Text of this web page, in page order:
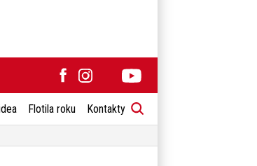
Flotila roku Kontakty